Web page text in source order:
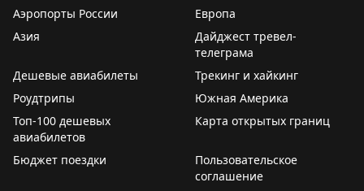
Аэропорты России
Европа
Азия
Дайджест тревел-
телеграма
Дешевые авиабилеты
Трекинг и хайкинг
Роудтрипы
Южная Америка
Топ-100 дешевых
авиабилетов
Карта открытых границ
Бюджет поездки
Пользовательское
соглашение